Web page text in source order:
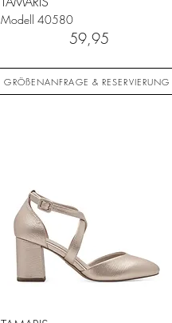
40580
Modell
59,95
GRÖßENANFRAGE & RESERVIERUNG